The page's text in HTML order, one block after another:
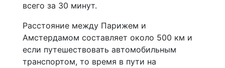
всего за 30 минут.
Расстояние между Парижем и
Амстердамом составляет около 500 км и
если путешествовать автомобильным
транспортом, то время в пути на